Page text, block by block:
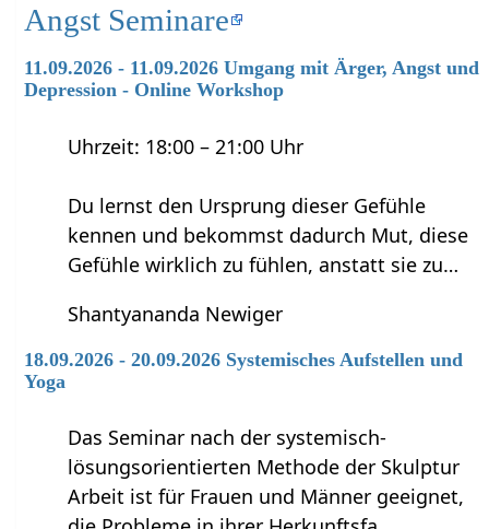
Angst Seminare
11.09.2026 - 11.09.2026 Umgang mit Ärger, Angst und
Depression - Online Workshop
Uhrzeit: 18:00 – 21:00 Uhr
Du lernst den Ursprung dieser Gefühle
kennen und bekommst dadurch Mut, diese
Gefühle wirklich zu fühlen, anstatt sie zu…
Shantyananda Newiger
18.09.2026 - 20.09.2026 Systemisches Aufstellen und
Yoga
Das Seminar nach der systemisch-
lösungsorientierten Methode der Skulptur
Arbeit ist für Frauen und Männer geeignet,